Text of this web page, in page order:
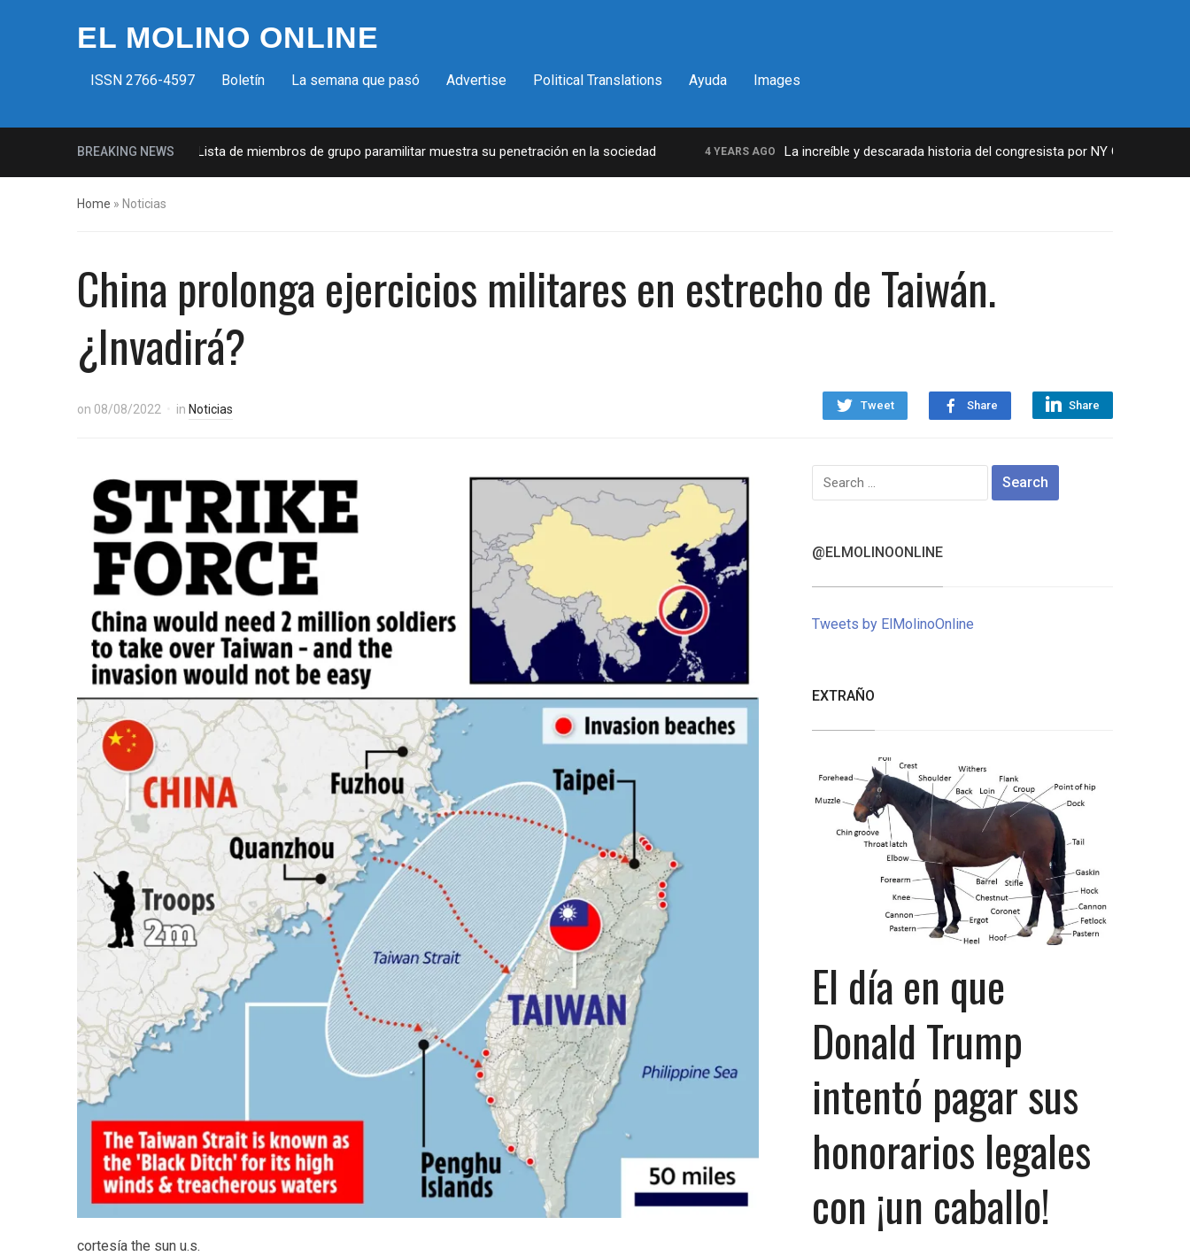
EL MOLINO ONLINE
ISSN 2766-4597 Boletín La semana que pasó Advertise Political Translations Ayuda Images
BREAKING NEWS
Milicias fascistas en EUA: Lista de miembros de grupo paramilitar muestra su penetración en la sociedad 4 YEARS AGO La increíble y descarada historia del congresista por NY George Santos
Home » Noticias
China prolonga ejercicios militares en estrecho de Taiwán.
¿Invadirá?
Tweet Share Share
on 08/08/2022 in Noticias
cortesía the sun u.s.
Search
for:
@ELMOLINOONLINE
Tweets by ElMolinoOnline
EXTRAÑO
El día en que
Donald Trump
intentó pagar sus
honorarios legales
con ¡un caballo!